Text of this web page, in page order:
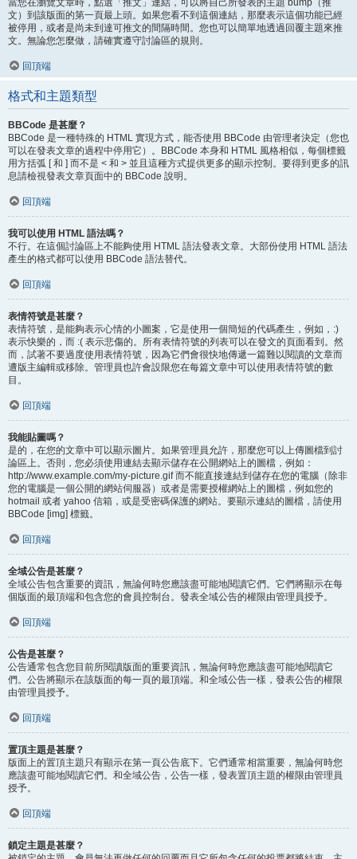
當您在瀏覽文章時，點選「推文」連結，可以將自己所發表的主題 bump（推
文）到該版面的第一頁最上頭。如果您看不到這個連結，那麼表示這個功能已經
被停用，或者是尚未到達可推文的間隔時間。您也可以簡單地透過回覆主題來推
文。無論您怎麼做，請確實遵守討論區的規則。
回頂端
格式和主題類型
BBCode 是甚麼？
BBCode 是一種特殊的 HTML 實現方式，能否使用 BBCode 由管理者決定（您也
可以在發表文章的過程中停用它）。BBCode 本身和 HTML 風格相似，每個標籤
用方括弧 [ 和 ] 而不是 < 和 > 並且這種方式提供更多的顯示控制。要得到更多的訊
息請檢視發表文章頁面中的 BBCode 說明。
回頂端
我可以使用 HTML 語法嗎？
不行。在這個討論區上不能夠使用 HTML 語法發表文章。大部份使用 HTML 語法
產生的格式都可以使用 BBCode 語法替代。
回頂端
表情符號是甚麼？
表情符號，是能夠表示心情的小圖案，它是使用一個簡短的代碼產生，例如，:)
表示快樂的，而 :( 表示悲傷的。所有表情符號的列表可以在發文的頁面看到。然
而，試著不要過度使用表情符號，因為它們會很快地傳遞一篇難以閱讀的文章而
遭版主編輯或移除。管理員也許會設限您在每篇文章中可以使用表情符號的數
目。
回頂端
我能貼圖嗎？
是的，在您的文章中可以顯示圖片。如果管理員允許，那麼您可以上傳圖檔到討
論區上。否則，您必須使用連結去顯示儲存在公開網站上的圖檔，例如：
http://www.example.com/my-picture.gif 而不能直接連結到儲存在您的電腦（除非
您的電腦是一個公開的網站伺服器）或者是需要授權網站上的圖檔，例如您的
hotmail 或者 yahoo 信箱，或是受密碼保護的網站。要顯示連結的圖檔，請使用
BBCode [img] 標籤。
回頂端
全域公告是甚麼？
全域公告包含重要的資訊，無論何時您應該盡可能地閱讀它們。它們將顯示在每
個版面的最頂端和包含您的會員控制台。發表全域公告的權限由管理員授予。
回頂端
公告是甚麼？
公告通常包含您目前所閱讀版面的重要資訊，無論何時您應該盡可能地閱讀它
們。公告將顯示在該版面的每一頁的最頂端。和全域公告一樣，發表公告的權限
由管理員授予。
回頂端
置頂主題是甚麼？
版面上的置頂主題只有顯示在第一頁公告底下。它們通常相當重要，無論何時您
應該盡可能地閱讀它們。和全域公告，公告一樣，發表置頂主題的權限由管理員
授予。
回頂端
鎖定主題是甚麼？